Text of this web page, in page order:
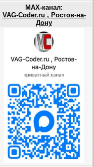
MAX-канал:
VAG-Coder.ru , Ростов-на-
Дону